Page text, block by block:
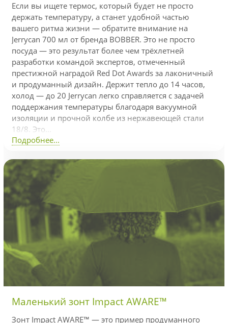
Если вы ищете термос, который будет не просто
держать температуру, а станет удобной частью
вашего ритма жизни — обратите внимание на
Jerrycan 700 мл от бренда BOBBER. Это не просто
посуда — это результат более чем трёхлетней
разработки командой экспертов, отмеченный
престижной наградой Red Dot Awards за лаконичный
и продуманный дизайн. Держит тепло до 14 часов,
холод — до 20 Jerrycan легко справляется с задачей
поддержания температуры благодаря вакуумной
изоляции и прочной колбе из нержавеющей стали
18/8. Это...
Подробнее...
Маленький зонт Impact AWARE™
Зонт Impact AWARE™ — это пример продуманного